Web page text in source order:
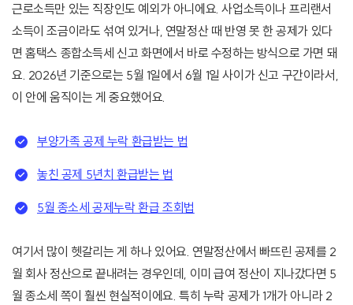
근로소득만 있는 직장인도 예외가 아니에요. 사업소득이나 프리랜서
소득이 조금이라도 섞여 있거나, 연말정산 때 반영 못 한 공제가 있다
면 홈택스 종합소득세 신고 화면에서 바로 수정하는 방식으로 가면 돼
요. 2026년 기준으로는 5월 1일에서 6월 1일 사이가 신고 구간이라서,
이 안에 움직이는 게 중요했어요.
부양가족 공제 누락 환급받는 법
놓친 공제 5년치 환급받는 법
5월 종소세 공제누락 환급 조회법
여기서 많이 헷갈리는 게 하나 있어요. 연말정산에서 빠뜨린 공제를 2
월 회사 정산으로 끝내려는 경우인데, 이미 급여 정산이 지나갔다면 5
월 종소세 쪽이 훨씬 현실적이에요. 특히 누락 공제가 1개가 아니라 2